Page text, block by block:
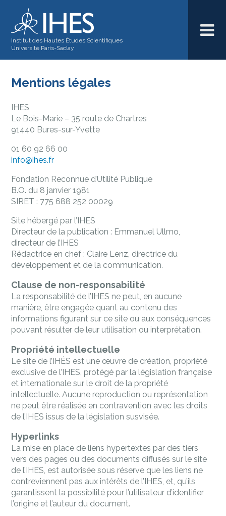
Institut des Hautes Études Scientifiques
Université Paris-Saclay
Mentions légales
IHES
Le Bois-Marie – 35 route de Chartres
91440 Bures-sur-Yvette
01 60 92 66 00
info@ihes.fr
Fondation Reconnue d’Utilité Publique
B.O. du 8 janvier 1981
SIRET : 775 688 252 00029
Site hébergé par l’IHES
Directeur de la publication : Emmanuel Ullmo,
directeur de l’IHES
Rédactrice en chef : Claire Lenz, directrice du
développement et de la communication.
Clause de non-responsabilité
La responsabilité de l’IHES ne peut, en aucune
manière, être engagée quant au contenu des
informations figurant sur ce site ou aux conséquences
pouvant résulter de leur utilisation ou interprétation.
Propriété intellectuelle
Le site de l’IHÉS est une œuvre de création, propriété
exclusive de l’IHES, protégé par la législation française
et internationale sur le droit de la propriété
intellectuelle. Aucune reproduction ou représentation
ne peut être réalisée en contravention avec les droits
de l’IHES issus de la législation susvisée.
Hyperlinks
La mise en place de liens hypertextes par des tiers
vers des pages ou des documents diffusés sur le site
de l’IHES, est autorisée sous réserve que les liens ne
contreviennent pas aux intérêts de l’IHES, et, qu’ils
garantissent la possibilité pour l’utilisateur d’identifier
l’origine et l’auteur du document.